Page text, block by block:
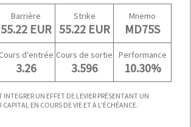
Barrière
55.22 EUR
Strike
55.22 EUR
Mnemo
MD75S
Cours d'entrée
3.26
Cours de sortie
3.596
Performance
10.30%
UN EFFET DE LEVIER PRÉSENTANT UN
CAPITAL EN COURS DE VIE ET À L'ÉCHÉANCE.